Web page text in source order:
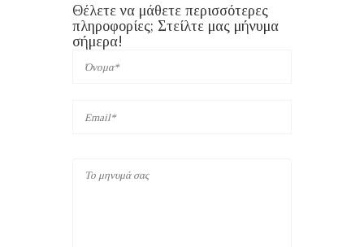
Θέλετε να μάθετε περισσότερες
πληροφορίες; Στείλτε μας μήνυμα
σήμερα!